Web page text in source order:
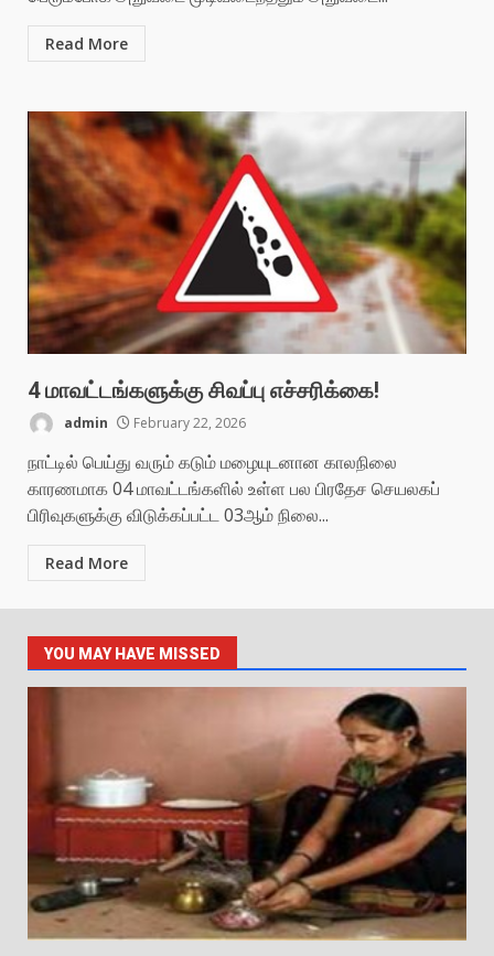
Read More
4 மாவட்டங்களுக்கு சிவப்பு எச்சரிக்கை!
admin February 22, 2026
நாட்டில் பெய்து வரும் கடும் மழையுடனான காலநிலை
காரணமாக 04 மாவட்டங்களில் உள்ள பல பிரதேச செயலகப்
பிரிவுகளுக்கு விடுக்கப்பட்ட 03ஆம் நிலை...
Read More
YOU MAY HAVE MISSED